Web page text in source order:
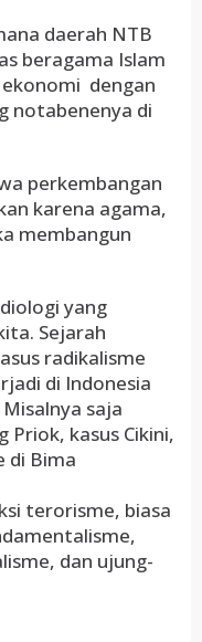
daerah NTB
beragama Islam
ekonomi dengan
notabenenya di
perkembangan
karena agama,
membangun
yang
Sejarah
radikalisme
di Indonesia
saja
Priok, kasus Cikini,
di Bima
terorisme, biasa
dan ujung-